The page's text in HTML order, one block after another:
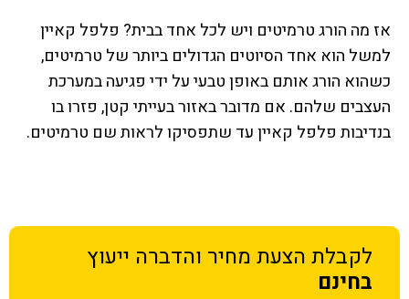
אז מה הורג טרמיטים ויש לכל אחד בבית? פלפל קאיין
למשל הוא אחד הסיוטים הגדולים ביותר של טרמיטים,
כשהוא הורג אותם באופן טבעי על ידי פגיעה במערכת
העצבים שלהם. אם מדובר באזור בעייתי קטן, פזרו בו
בנדיבות פלפל קאיין עד שתפסיקו לראות שם טרמיטים.
לקבלת הצעת מחיר והדברה ייעוץ
בחינם